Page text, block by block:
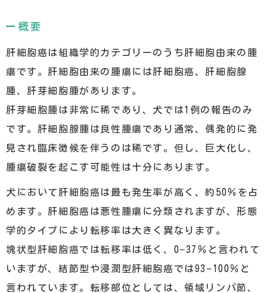
概要
肝細胞癌は組織学的カテゴリーのうち肝細胞由来の腫
瘍です。肝細胞由来の腫瘍には肝細胞癌、肝細胞腺
腫、肝芽細胞腫があります。
肝芽細胞腫は非常に稀であり、犬では1例の報告のみ
です。肝細胞腺腫は良性腫瘍であり通常、偶発的に発
見され臨床徴候を伴うのは稀です。但し、巨大化し、
腫瘍破裂を起こす可能性は十分にあります。
犬において肝細胞癌は最も発生率が高く、約50％を占
めます。肝細胞癌は悪性腫瘍に分類されますが、形態
学的タイプにより転移率は大きく異なります。
塊状型肝細胞癌では転移率は低く、0−37％と言われて
いますが、結節型や浸潤型肝細胞癌では93−100％と
言われています。転移部位としては、領域リンパ節、